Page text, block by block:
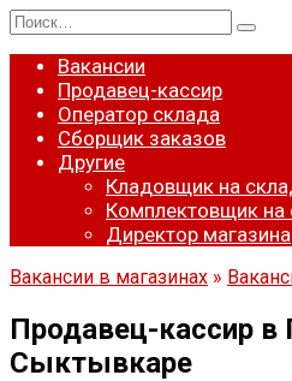
Перейти
к
содержанию
Search
for:
Вакансии
Продавец-кассир
Оператор склада
Сборщик заказов
Другие
Кладовщик на
Комплектовщик на
Директор магазина
Вакансии в магазинах »
Продавец-кассир в
Сыктывкаре